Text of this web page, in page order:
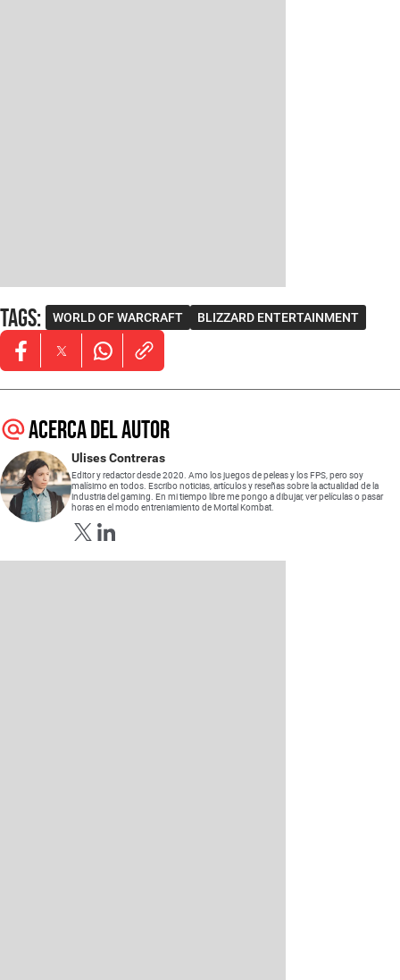
Tags: WORLD OF WARCRAFT BLIZZARD ENTERTAINMENT
Opens in new window
Opens in new window
Opens in new window
Acerca del autor
Ulises Contreras
Editor y redactor desde 2020. Amo los juegos de peleas y los FPS, pero soy
malísimo en todos. Escribo noticias, artículos y reseñas sobre la actualidad de la
industria del gaming. En mi tiempo libre me pongo a dibujar, ver películas o pasar
horas en el modo entreniamiento de Mortal Kombat.
Opens in new window
Opens in new window